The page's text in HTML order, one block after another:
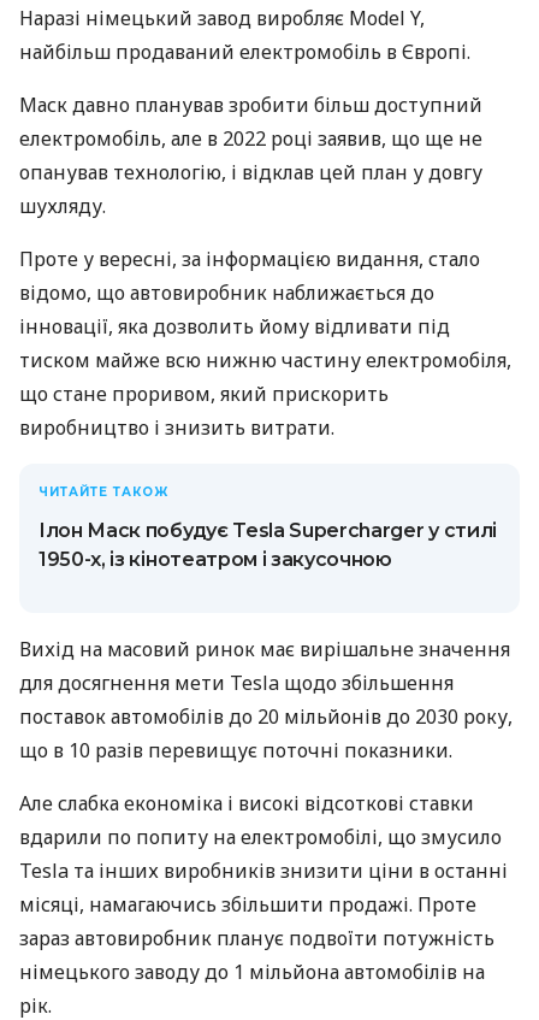
Наразі німецький завод виробляє Model Y,
найбільш продаваний електромобіль в Європі.
Маск давно планував зробити більш доступний
електромобіль, але в 2022 році заявив, що ще не
опанував технологію, і відклав цей план у довгу
шухляду.
Проте у вересні, за інформацією видання, стало
відомо, що автовиробник наближається до
інновації, яка дозволить йому відливати під
тиском майже всю нижню частину електромобіля,
що стане проривом, який прискорить
виробництво і знизить витрати.
ЧИТАЙТЕ ТАКОЖ
Ілон Маск побудує Tesla Supercharger у стилі
1950-х, із кінотеатром і закусочною
Вихід на масовий ринок має вирішальне значення
для досягнення мети Tesla щодо збільшення
поставок автомобілів до 20 мільйонів до 2030 року,
що в 10 разів перевищує поточні показники.
Але слабка економіка і високі відсоткові ставки
вдарили по попиту на електромобілі, що змусило
Tesla та інших виробників знизити ціни в останні
місяці, намагаючись збільшити продажі. Проте
зараз автовиробник планує подвоїти потужність
німецького заводу до 1 мільйона автомобілів на
рік.